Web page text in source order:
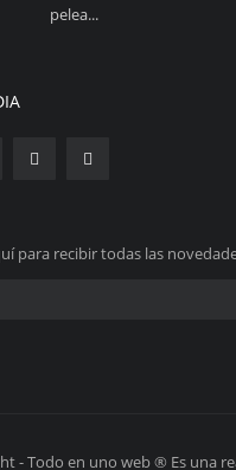
pelea...
para recibir todas las
- Todo en uno web ® Es una